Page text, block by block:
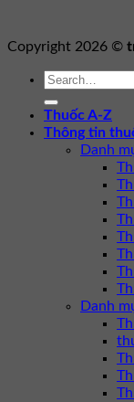
Copyright 2026 ©
Thuốc A-Z
Thông tin
Danh
Danh